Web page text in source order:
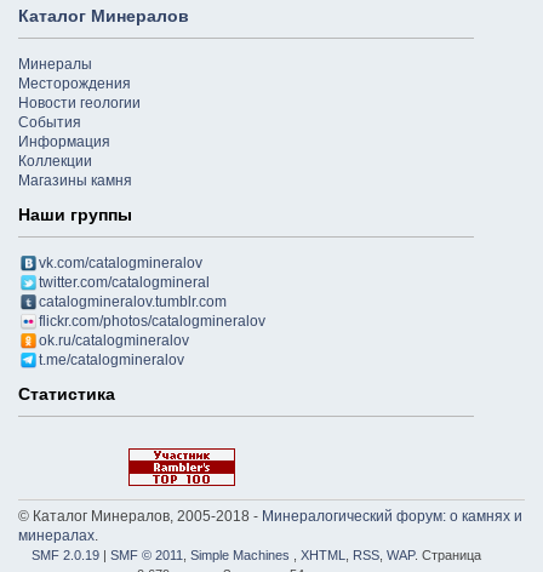
Каталог Минералов
Минералы
Месторождения
Новости геологии
События
Информация
Коллекции
Магазины камня
Наши группы
vk.com/catalogmineralov
twitter.com/catalogmineral
catalogmineralov.tumblr.com
flickr.com/photos/catalogmineralov
ok.ru/catalogmineralov
t.me/catalogmineralov
Статистика
© Каталог Минералов, 2005-2018 - Минералогический форум: о камнях и
минералах.
SMF 2.0.19 SMF © 2011 Simple Machines XHTML RSS WAP. Страница